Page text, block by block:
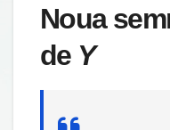
Noua
de Y